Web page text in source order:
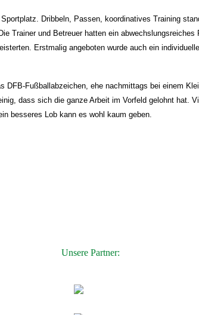
Dribbeln, Passen, koordinatives Training
Trainer und Betreuer hatten ein
Erstmalig angeboten wurde auch ein
DFB-Fußballabzeichen, ehe nachmittags bei einem
dass sich die ganze Arbeit im Vorfeld gelohnt hat.
besseres Lob kann es wohl kaum geben.
Unsere Partner: